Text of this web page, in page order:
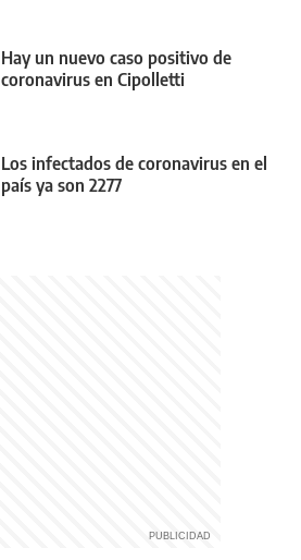
Hay un nuevo caso positivo de
coronavirus en Cipolletti
Los infectados de coronavirus en el
país ya son 2277